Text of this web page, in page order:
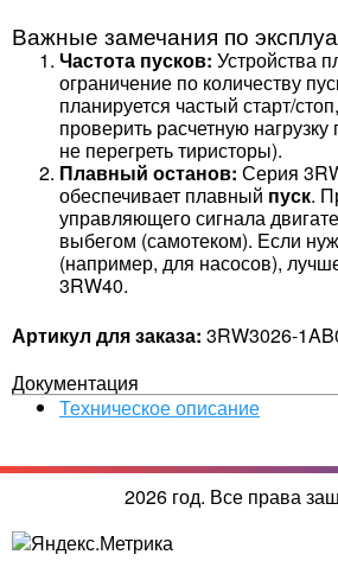
Важные замечания по
Частота пусков: Устройства
ограничение по количеству
планируется частый старт/
проверить расчетную нагрузку
не перегреть тиристоры).
Плавный останов: Серия
обеспечивает плавный пуск.
управляющего сигнала
выбегом (самотеком). Если
(например, для насосов),
3RW40.
Артикул для заказа: 3RW3026-
Документация
Техническое описание
2026 год. Все права